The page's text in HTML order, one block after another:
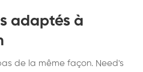
adaptés à
de la même façon. Need's